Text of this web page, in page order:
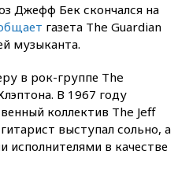
Джефф Бек скончался на
газета The Guardian
музыканта.
в рок-группе The
В 1967 году
коллектив The Jeff
выступал сольно, а
исполнителями в качестве